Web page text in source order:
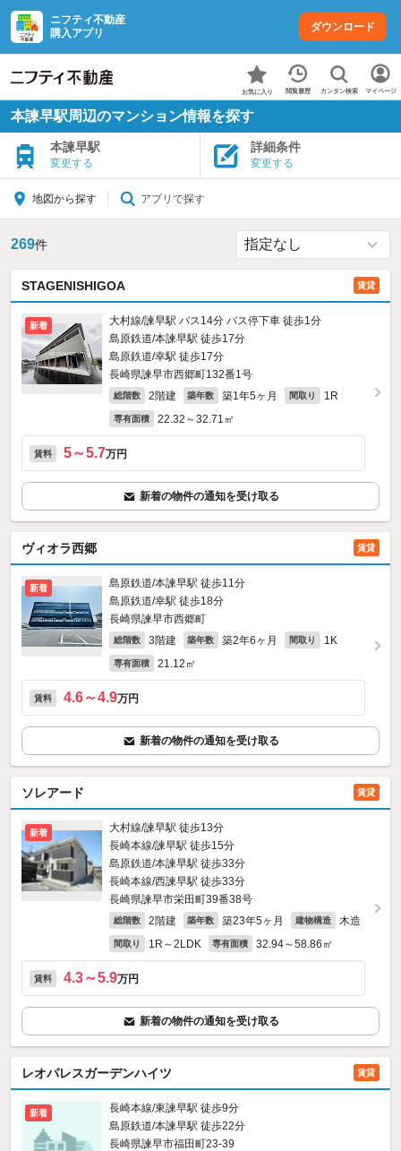
ニフティ不動産
購入アプリ
ダウンロード
お気に入り 閲覧履歴 カンタン検索 マイページ
本諫早駅周辺のマンション情報を探す
本諫早駅
変更する
詳細条件
変更する
地図から探す アプリで探す
269件
STAGENISHIGOA 賃貸
新着
大村線/諫早駅 バス14分 バス停下車 徒歩1分
島原鉄道/本諫早駅 徒歩17分
島原鉄道/幸駅 徒歩17分
長崎県諫早市西郷町132番1号
総階数 2階建 築年数 築1年5ヶ月 間取り 1R
専有面積 22.32～32.71㎡
賃料 5～5.7万円
新着の物件の通知を受け取る
ヴィオラ西郷 賃貸
新着
島原鉄道/本諫早駅 徒歩11分
島原鉄道/幸駅 徒歩18分
長崎県諫早市西郷町
総階数 3階建 築年数 築2年6ヶ月 間取り 1K
専有面積 21.12㎡
賃料 4.6～4.9万円
新着の物件の通知を受け取る
ソレアード 賃貸
新着
大村線/諫早駅 徒歩13分
長崎本線/諫早駅 徒歩15分
島原鉄道/本諫早駅 徒歩33分
長崎本線/西諫早駅 徒歩33分
長崎県諫早市栄田町39番38号
総階数 2階建 築年数 築23年5ヶ月 建物構造 木造
間取り 1R～2LDK 専有面積 32.94～58.86㎡
賃料 4.3～5.9万円
新着の物件の通知を受け取る
レオパレスガーデンハイツ 賃貸
新着
長崎本線/東諫早駅 徒歩9分
島原鉄道/本諫早駅 徒歩22分
長崎県諫早市福田町23-39